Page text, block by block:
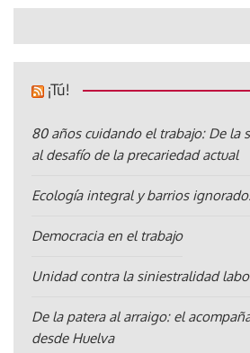
¡Tú!
80 años cuidando el trabajo: De la
al desafío de la precariedad actual
Ecología integral y barrios
Democracia en el trabajo
Unidad contra la siniestralidad
De la patera al arraigo: el
desde Huelva